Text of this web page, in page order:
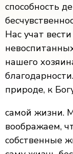
способность
Нас учат
нашего
природе, к
самой жизни.
воображаем,
собственные